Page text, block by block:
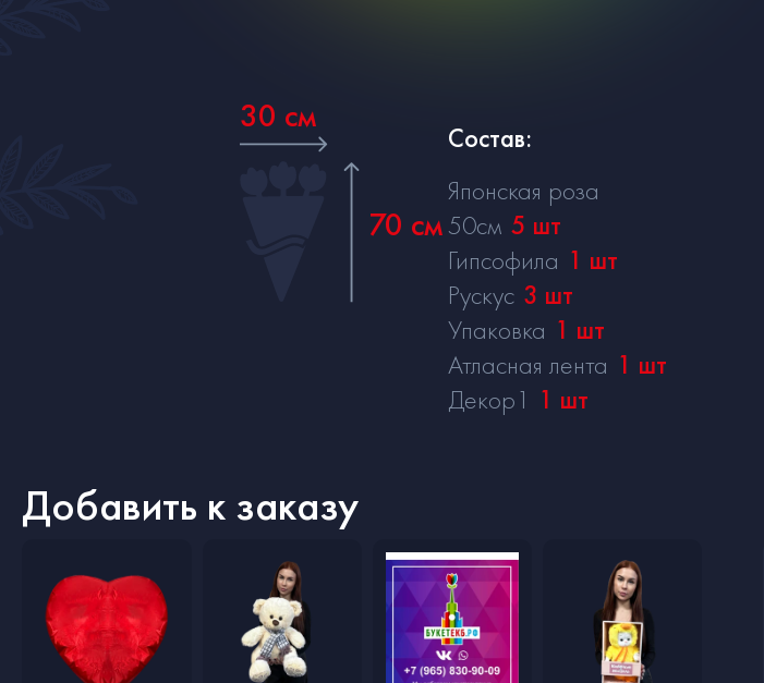
30 см
70 см
Состав:
Японская роза
50см 5 шт
Гипсофила 1 шт
Рускус 3 шт
Упаковка 1 шт
Атласная лента 1 шт
Декор1 1 шт
Добавить к заказу